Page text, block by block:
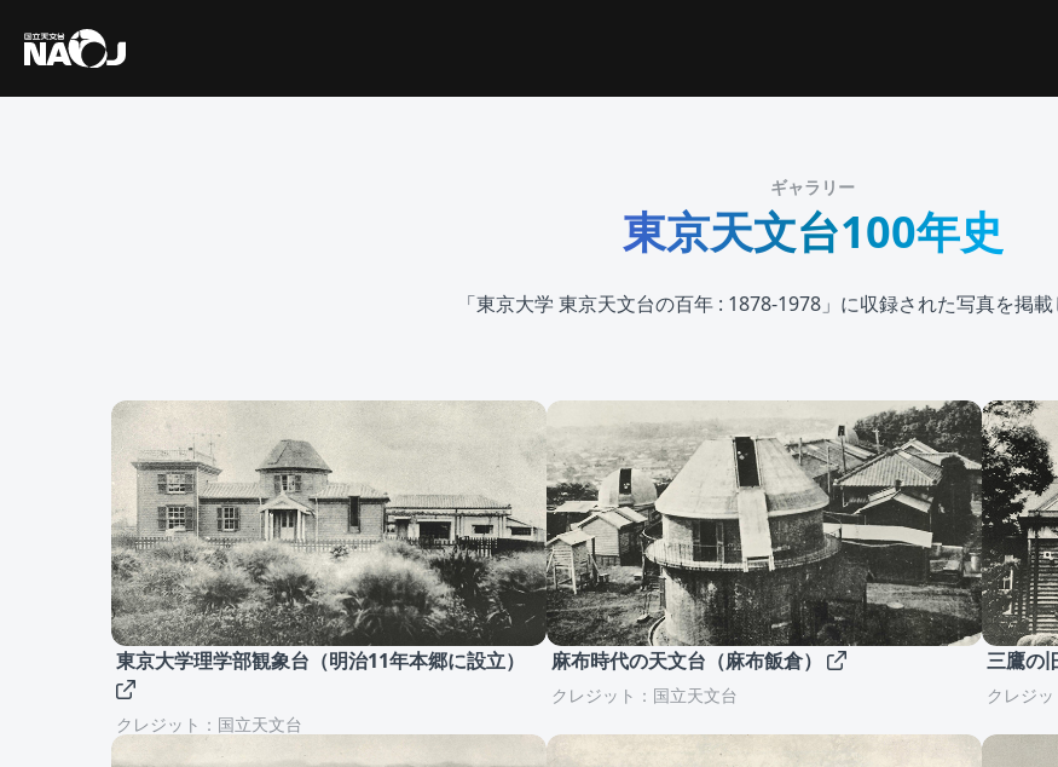
ギャラリー
東京天文台100年史
「東京大学 東京天文台の百年 : 1878-1978」に収録された写真を掲載
東京大学理学部観象台（明治11年本郷に設立）
クレジット：国立天文台
麻布時代の天文台（麻布飯倉）
クレジット：国立天文台
三鷹の
クレジ